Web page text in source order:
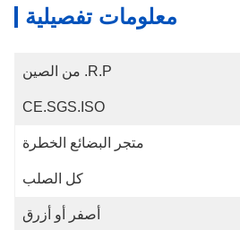
معلومات تفصيلية
R.P. من الصين
CE.SGS.ISO
متجر البضائع الخطرة
كل الصلب
أصفر أو أزرق